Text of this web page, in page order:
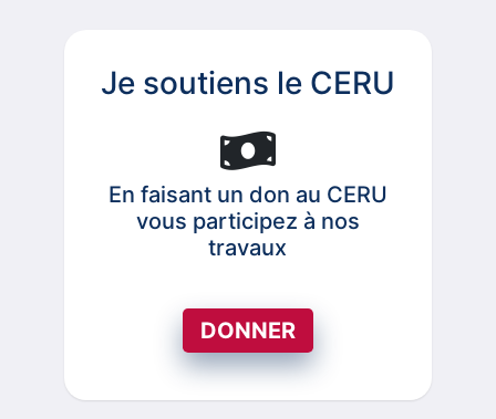
Je soutiens le CERU
En faisant un don au CERU
vous participez à nos
travaux
DONNER